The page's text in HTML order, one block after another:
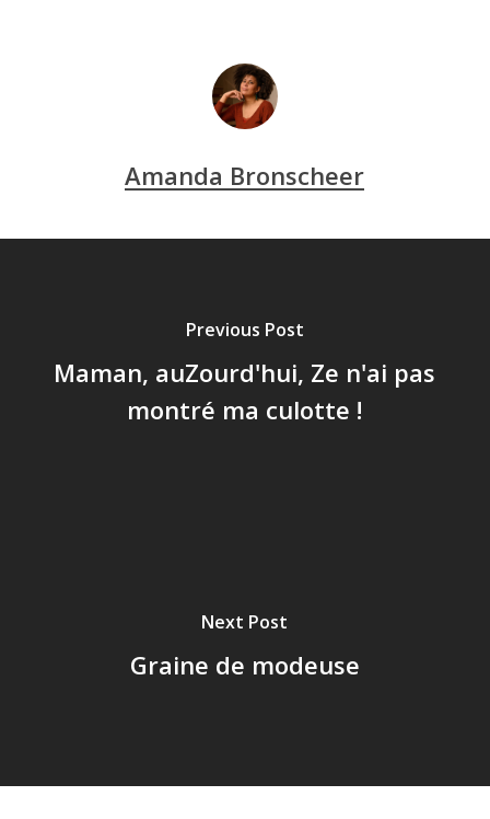
Amanda Bronscheer
Previous Post
Maman, auZourd'hui, Ze n'ai pas
montré ma culotte !
Next Post
Graine de modeuse